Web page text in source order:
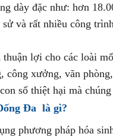
dày đặc như: hơn
và rất nhiều công
lợi cho các loài
công xưởng, văn
số thiệt hại mà
Đa là gì?
phương pháp hóa